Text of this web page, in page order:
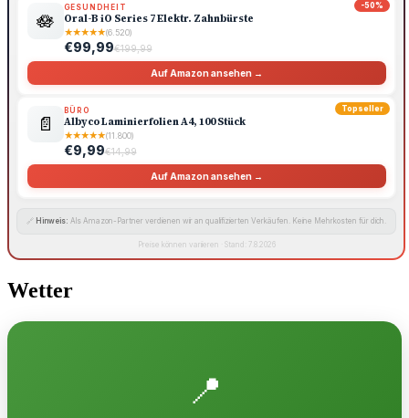
-50%
🪷
GESUNDHEIT
Oral-B iO Series 7 Elektr. Zahnbürste
★★★★★(6.520)
€99,99€199,99
Auf Amazon ansehen →
Topseller
📄
BÜRO
Albyco Laminierfolien A4, 100 Stück
★★★★★(11.800)
€9,99€14,99
Auf Amazon ansehen →
🔗 Hinweis: Als Amazon-Partner verdienen wir an qualifizierten Verkäufen. Keine Mehrkosten für dich.
Preise können variieren · Stand: 7.8.2026
Wetter
📍